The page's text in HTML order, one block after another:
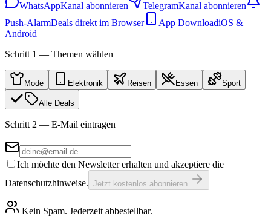
WhatsAppKanal abonnieren TelegramKanal abonnieren
Push-AlarmDeals direkt im Browser App DownloadiOS &
Android
Schritt 1 — Themen wählen
Mode Elektronik Reisen Essen Sport
Alle Deals
Schritt 2 — E-Mail eintragen
Ich möchte den Newsletter erhalten und akzeptiere die
Datenschutzhinweise. Jetzt kostenlos abonnieren
Kein Spam. Jederzeit abbestellbar.